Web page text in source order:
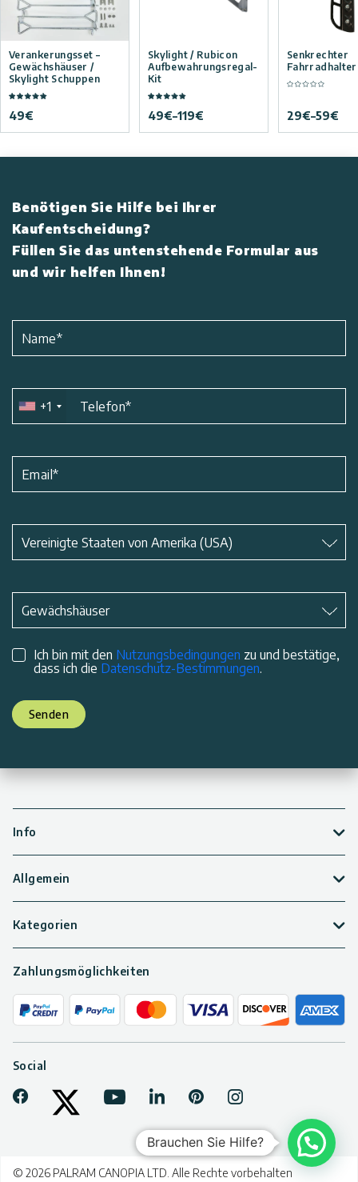
Verankerungsset –
Gewächshäuser /
Skylight Schuppen
49€
Skylight / Rubicon
Aufbewahrungsregal-
Kit
49€–119€
Senkrechter
Fahrradhalter
29€–59€
Benötigen Sie Hilfe bei Ihrer
Kaufentscheidung?
Füllen Sie das untenstehende Formular aus
und wir helfen Ihnen!
Name*
+1 Telefon*
Email*
Vereinigte Staaten von Amerika (USA)
*
Gewächshäuser
Ich bin mit den Nutzungsbedingungen zu und bestätige,
dass ich die Datenschutz-Bestimmungen.
Senden
Info
Allgemein
Kategorien
Zahlungsmöglichkeiten
Social
Facebook
YoutubeLinkedInPinterestInstagram
© 2026 PALRAM CANOPIA LTD. Alle Rechte vorbehalten
Brauchen Sie Hilfe?